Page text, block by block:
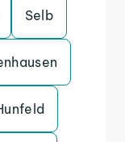
Selb